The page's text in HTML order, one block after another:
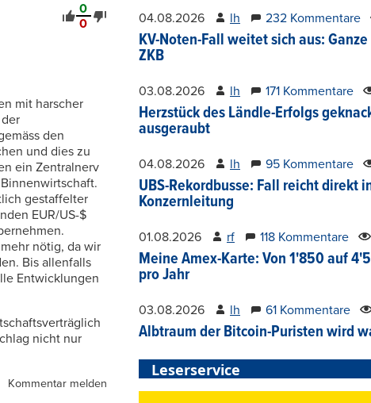
0
0
mit harscher
den
und dies zu
ein Zentralnerv
gestaffelter
EUR/US-$
nötig, da wir
Bis allenfalls
Entwicklungen
nicht nur
Kommentar melden
04.08.2026 lh 232 Kommentare
KV-Noten-Fall weitet sich aus:
ZKB
03.08.2026 lh 171 Kommentare
Herzstück des Ländle-Erfolgs
ausgeraubt
04.08.2026 lh 95 Kommentare
UBS-Rekordbusse: Fall reicht direkt
Konzernleitung
01.08.2026 rf 118 Kommentare
Meine Amex-Karte: Von 1'850 auf
pro Jahr
03.08.2026 lh 61 Kommentare
Albtraum der Bitcoin-Puristen wird
Leserservice